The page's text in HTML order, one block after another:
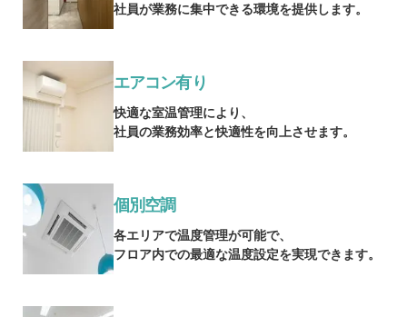
社員が業務に集中できる環境を提供します。
エアコン有り
快適な室温管理により、
社員の業務効率と快適性を向上させます。
個別空調
各エリアで温度管理が可能で、
フロア内での最適な温度設定を実現できます。